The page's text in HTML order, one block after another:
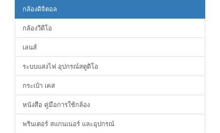
กล้องดิจิตอล
กล้องวีดีโอ
เลนส์
ระบบแสงไฟ อุปกรณ์สตูดิโอ
กระเป๋า เคส
หนังสือ คู่มือการใช้กล้อง
พรินเตอร์ สแกนเนอร์ และอุปกรณ์